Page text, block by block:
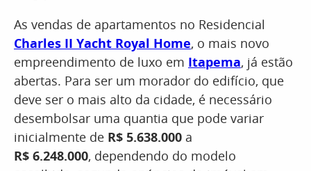
As vendas de apartamentos no Residencial
Charles II Yacht Royal Home, o mais novo
empreendimento de luxo em Itapema, já estão
abertas. Para ser um morador do edifício, que
deve ser o mais alto da cidade, é necessário
desembolsar uma quantia que pode variar
inicialmente de R$ 5.638.000 a
R$ 6.248.000, dependendo do modelo